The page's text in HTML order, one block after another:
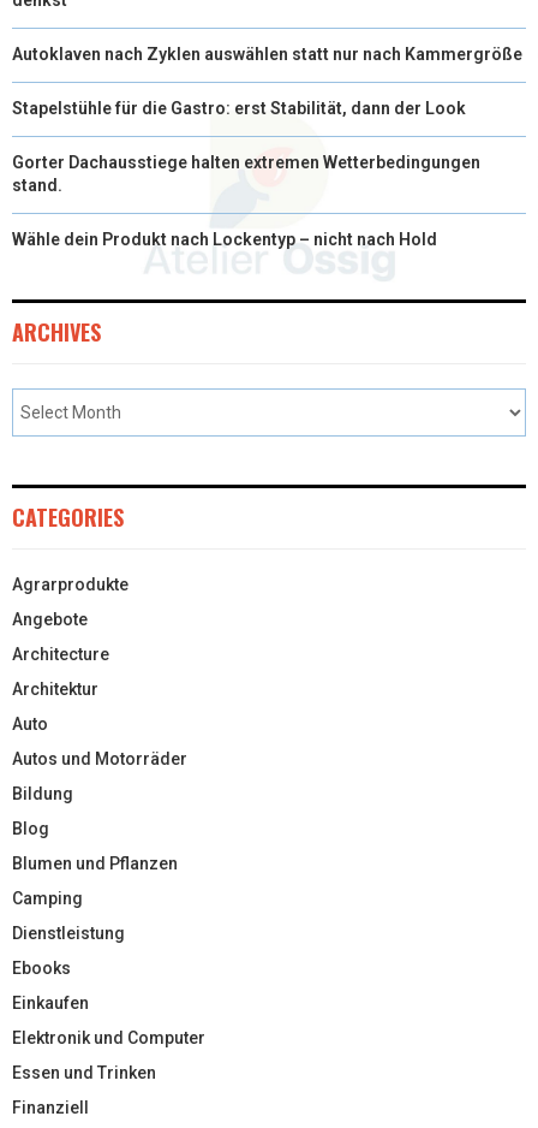
Autoklaven nach Zyklen auswählen statt nur nach Kammergröße
Stapelstühle für die Gastro: erst Stabilität, dann der Look
Gorter Dachausstiege halten extremen Wetterbedingungen
stand.
Wähle dein Produkt nach Lockentyp – nicht nach Hold
ARCHIVES
CATEGORIES
Agrarprodukte
Angebote
Architecture
Architektur
Auto
Autos und Motorräder
Bildung
Blog
Blumen und Pflanzen
Camping
Dienstleistung
Ebooks
Einkaufen
Elektronik und Computer
Essen und Trinken
Finanziell